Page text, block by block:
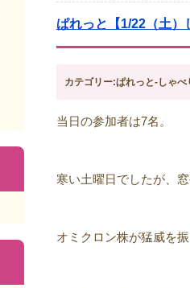
ぱれっと【1/22（土）
カテゴリー:ぱれっと-しゃ
当日の参加者は7名。
寒い土曜日でしたが、
オミクロン株が猛威を